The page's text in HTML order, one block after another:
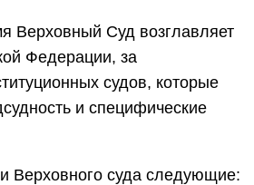
Верховный Суд возглавляет
Федерации, за
судов, которые
и специфические
Верховного суда следующие: